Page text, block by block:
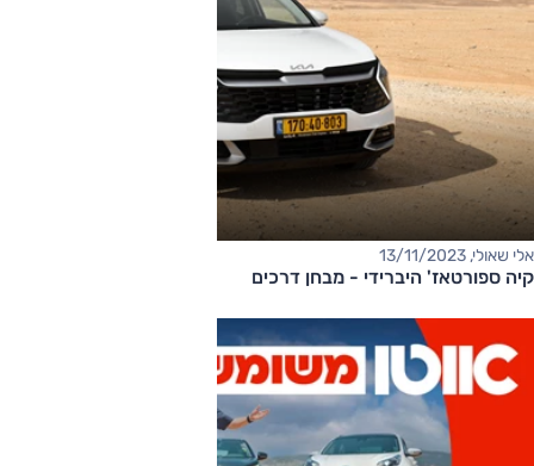
אלי שאולי, 13/11/2023
קיה ספורטאז' היברידי - מבחן דרכים